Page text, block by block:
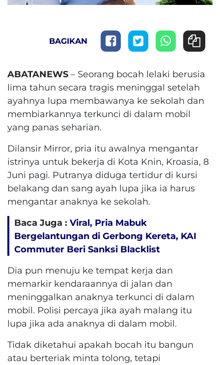
BAGIKAN
ABATANEWS – Seorang bocah lelaki berusia
lima tahun secara tragis meninggal setelah
ayahnya lupa membawanya ke sekolah dan
membiarkannya terkunci di dalam mobil
yang panas seharian.
Dilansir Mirror, pria itu awalnya mengantar
istrinya untuk bekerja di Kota Knin, Kroasia, 8
Juni pagi. Putranya diduga tertidur di kursi
belakang dan sang ayah lupa jika ia harus
mengantar anaknya ke sekolah.
Baca Juga : Viral, Pria Mabuk
Bergelantungan di Gerbong Kereta, KAI
Commuter Beri Sanksi Blacklist
Dia pun menuju ke tempat kerja dan
memarkir kendaraannya di jalan dan
meninggalkan anaknya terkunci di dalam
mobil. Polisi percaya jika ayah malang itu
lupa jika ada anaknya di dalam mobil.
Tidak diketahui apakah bocah itu bangun
atau berteriak minta tolong, tetapi